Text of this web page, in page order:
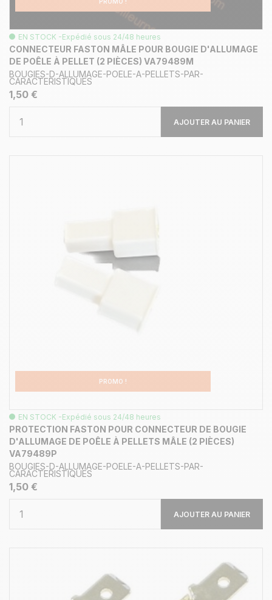
EN STOCK -Expédié sous 24/48 heures
CONNECTEUR FASTON MÂLE POUR BOUGIE D'ALLUMAGE
DE POÊLE À PELLET (2 PIÈCES) VA79489M
BOUGIES-D-ALLUMAGE-POELE-A-PELLETS-PAR-
CARACTERISTIQUES
1,50 €
AJOUTER AU PANIER
PROMO !
EN STOCK -Expédié sous 24/48 heures
PROTECTION FASTON POUR CONNECTEUR DE BOUGIE
D'ALLUMAGE DE POÊLE À PELLETS MÂLE (2 PIÈCES)
VA79489P
BOUGIES-D-ALLUMAGE-POELE-A-PELLETS-PAR-
CARACTERISTIQUES
1,50 €
AJOUTER AU PANIER